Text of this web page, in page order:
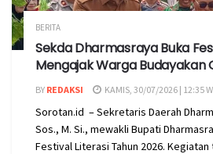
BERITA
Sekda Dharmasraya Buka
Mengajak Warga
BY REDAKSI KAMIS, 30/07/2026 | 12:35
Sorotan.id – Sekretaris Daerah
Sos., M. Si., mewakli Bupati
Festival Literasi Tahun 2026.